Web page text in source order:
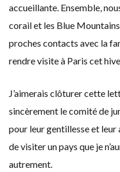
accueillante. Ensemble,
corail et les Blue
proches contacts avec la
rendre visite à Paris cet
J’aimerais clôturer cette
sincèrement le comité de
pour leur gentillesse et leur
de visiter un pays que je
autrement.